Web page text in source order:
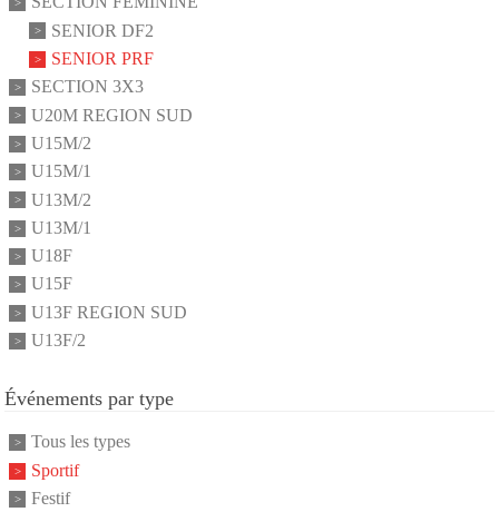
SENIOR DF2
SENIOR PRF
SECTION 3X3
U20M REGION SUD
U15M/2
U15M/1
U13M/2
U13M/1
U18F
U15F
U13F REGION SUD
U13F/2
Événements par type
Tous les types
Sportif
Festif